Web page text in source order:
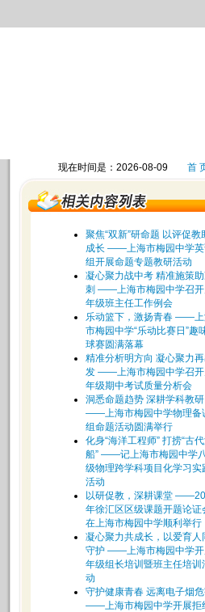
现在时间是：2026-08-09 首
聚焦“双新”研命题 以评促教
成长 ——上海市梅园中学
组开展命题专题教研活动
凝心聚力战中考 精准施策
刺 ——上海市梅园中学召
年级班主任工作例会
乐动篮下，激扬青春 ——
市梅园中学“乐动比赛日”趣
球赛圆满落幕
精准分析明方向 凝心聚力
发 ——上海市梅园中学召
年级期中考试质量分析会
洞悉命题趋势 深耕学科教研
——上海市梅园中学物理备
组命题活动圆满举行
化身“海洋工程师” 打捞“古
船” ——记上海市梅园中学
级物理跨学科项目化学习实
活动
以研促教，深耕课堂
年徐汇区区级课题开题论证
在上海市梅园中学顺利举行
凝心聚力共成长，以爱育人
守护 ——上海市梅园中学开
年级组长培训暨班主任培训
动
守护健康青春 远离电子烟
——上海市梅园中学开展拒